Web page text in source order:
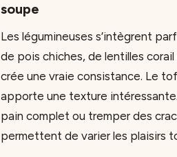
soupe
Les légumineuses s’intègrent
de pois chiches, de lentilles
crée une vraie consistance. Le
apporte une texture
pain complet ou tremper des
permettent de varier les plaisirs